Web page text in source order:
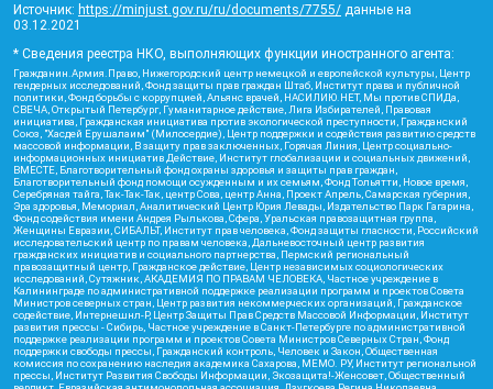
Источник: https://minjust.gov.ru/ru/documents/7755/ данные на
03.12.2021
* Сведения реестра НКО, выполняющих функции иностранного агента:
Гражданин.Армия.Право, Нижегородский центр немецкой и европейской культуры, Центр
гендерных исследований, Фонд защиты прав граждан Штаб, Институт права и публичной
политики, Фонд борьбы с коррупцией, Альянс врачей, НАСИЛИЮ.НЕТ, Мы против СПИДа,
СВЕЧА, Открытый Петербург, Гуманитарное действие, Лига Избирателей, Правовая
инициатива, Гражданская инициатива против экологической преступности, Гражданский
Союз, "Хасдей Ерушалаим" (Милосердие), Центр поддержки и содействия развитию средств
массовой информации, В защиту прав заключенных, Горячая Линия, Центр социально-
информационных инициатив Действие, Институт глобализации и социальных движений,
ВМЕСТЕ, Благотворительный фонд охраны здоровья и защиты прав граждан,
Благотворительный фонд помощи осужденным и их семьям, Фонд Тольятти, Новое время,
Серебряная тайга, Так-Так-Так, центр Сова, центр Анна, Проект Апрель, Самарская губерния,
Эра здоровья, Мемориал, Аналитический Центр Юрия Левады, Издательство Парк Гагарина,
Фонд содействия имени Андрея Рылькова, Сфера, Уральская правозащитная группа,
Женщины Евразии, СИБАЛЬТ, Институт прав человека, Фонд защиты гласности, Российский
исследовательский центр по правам человека, Дальневосточный центр развития
гражданских инициатив и социального партнерства, Пермский региональный
правозащитный центр, Гражданское действие, Центр независимых социологических
исследований, Сутяжник, АКАДЕМИЯ ПО ПРАВАМ ЧЕЛОВЕКА, Частное учреждение в
Калининграде по административной поддержке реализации программ и проектов Совета
Министров северных стран, Центр развития некоммерческих организаций, Гражданское
содействие, Интернешнл-Р, Центр Защиты Прав Средств Массовой Информации, Институт
развития прессы - Сибирь, Частное учреждение в Санкт-Петербурге по административной
поддержке реализации программ и проектов Совета Министров Северных Стран, Фонд
поддержки свободы прессы, Гражданский контроль, Человек и Закон, Общественная
комиссия по сохранению наследия академика Сахарова, МЕМО. РУ, Институт региональной
прессы, Институт Развития Свободы Информации, Экозащита!-Женсовет, Общественный